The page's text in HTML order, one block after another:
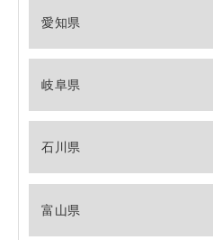
愛知県
岐阜県
石川県
富山県